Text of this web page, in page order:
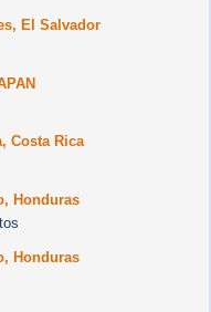
El Salvador
Costa Rica
Honduras
Honduras